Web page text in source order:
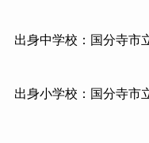
出身中学校：国分寺市
出身小学校：国分寺市